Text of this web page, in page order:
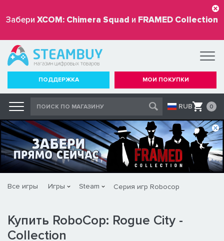
Забери XCOM: Chimera Squad и FRAMED Collection
бесплатно
ПОДДЕРЖКА МОИ ПОКУПКИ
RUB 0
Все игры Игры Steam Серия игр Robocop
Купить RoboCop: Rogue City -
Collection